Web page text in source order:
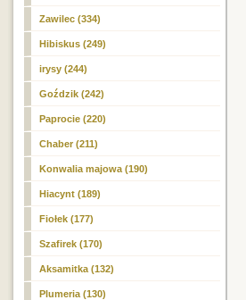
Zawilec (334)
Hibiskus (249)
irysy (244)
Goździk (242)
Paprocie (220)
Chaber (211)
Konwalia majowa (190)
Hiacynt (189)
Fiołek (177)
Szafirek (170)
Aksamitka (132)
Plumeria (130)